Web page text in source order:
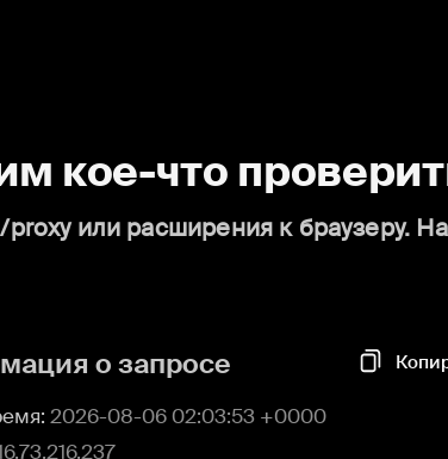
кое-что
или расширения к браузеру.
о запросе
2026-08-06 02:03:53 +0000